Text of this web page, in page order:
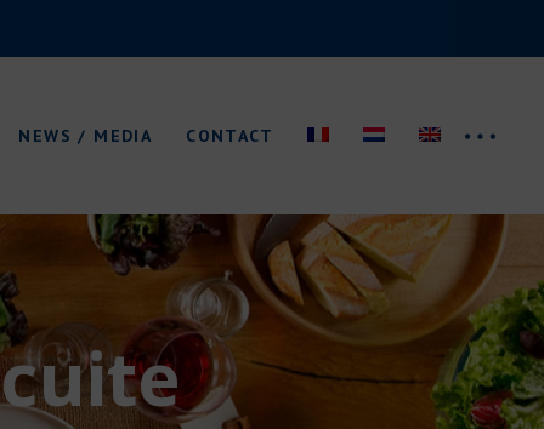
NEWS / MEDIA
Brochure/Logo
Salons
CONTACT
Salons